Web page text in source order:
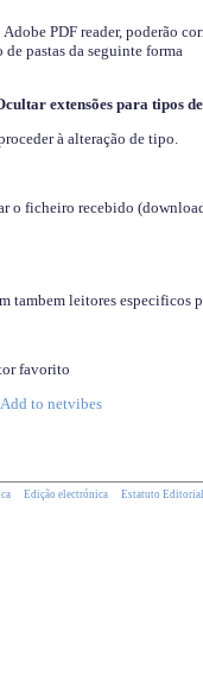
PDF reader, poderão
pastas da seguinte forma
extensões para tipos
à alteração de tipo.
o ficheiro recebido
tambem leitores especificos
favorito
Edição electrónica Estatuto Editorial